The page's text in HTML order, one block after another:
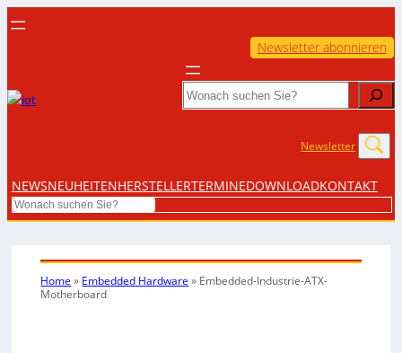
Newsletter abonnieren
Search
Newsletter
NEWSNEUHEITENHERSTELLERTERMINEDOWNLOADKONTAKT
Search
Home » Embedded Hardware » Embedded-Industrie-ATX-
Motherboard